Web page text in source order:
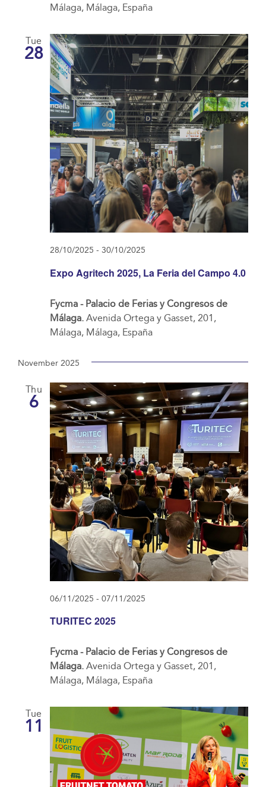
Málaga, Málaga, España
Tue
28
Expo Agritech 2025, La Feria del Campo 4.0
28/10/2025 - 30/10/2025
Fycma - Palacio de Ferias y Congresos de
Málaga. Avenida Ortega y Gasset, 201,
Málaga, Málaga, España
November 2025
Thu
6
TURITEC 2025
06/11/2025 - 07/11/2025
Fycma - Palacio de Ferias y Congresos de
Málaga. Avenida Ortega y Gasset, 201,
Málaga, Málaga, España
Tue
11